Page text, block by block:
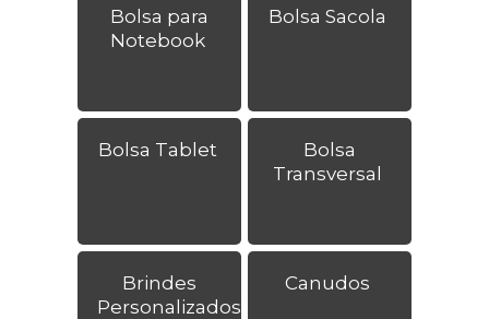
Bolsa para
Notebook
Bolsa Sacola
Bolsa Tablet
Bolsa
Transversal
Brindes
Personalizados
Canudos